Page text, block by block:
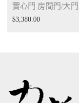
實心門 房間門/大門
$3,380.00